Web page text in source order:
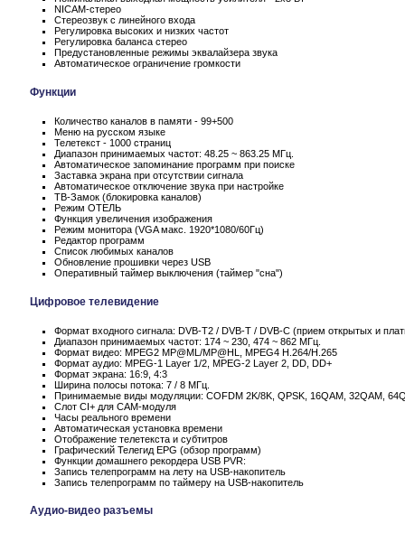
NICAM-стерео
Стереозвук с линейного входа
Регулировка высоких и низких частот
Регулировка баланса стерео
Предустановленные режимы эквалайзера звука
Автоматическое ограничение громкости
Функции
Количество каналов в памяти - 99+500
Меню на русском языке
Телетекст - 1000 страниц
Диапазон принимаемых частот: 48.25 ~ 863.25 МГц.
Автоматическое запоминание программ при поиске
Заставка экрана при отсутствии сигнала
Автоматическое отключение звука при настройке
ТВ-Замок (блокировка каналов)
Режим ОТЕЛЬ
Функция увеличения изображения
Режим монитора (VGA макс. 1920*1080/60Гц)
Редактор программ
Список любимых каналов
Обновление прошивки через USB
Оперативный таймер выключения (таймер "сна")
Цифровое телевидение
Формат входного сигнала: DVB-T2 / DVB-T / DVB-C (прием открытых и
Диапазон принимаемых частот: 174 ~ 230, 474 ~ 862 МГц.
Формат видео: MPEG2 MP@ML/MP@HL, MPEG4 H.264/H.265
Формат аудио: MPEG-1 Layer 1/2, MPEG-2 Layer 2, DD, DD+
Формат экрана: 16:9, 4:3
Ширина полосы потока: 7 / 8 МГц.
Принимаемые виды модуляции: COFDM 2K/8K, QPSK, 16QAM, 32QAM,
Слот CI+ для CAM-модуля
Часы реального времени
Автоматическая установка времени
Отображение телетекста и субтитров
Графический Телегид EPG (обзор программ)
Функции домашнего рекордера USB PVR:
Запись телепрограмм на лету на USB-накопитель
Запись телепрограмм по таймеру на USB-накопитель
Аудио-видео разъемы